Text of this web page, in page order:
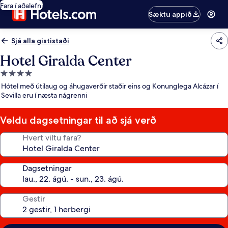
Fara í aðalefni
Sæktu appið
Sjá alla gististaði
Hotel Giralda Center
4.0
stjörnu
gististaður
Hótel með útilaug og áhugaverðir staðir eins og Konunglega Alcázar í
Sevilla eru í næsta nágrenni
Veldu dagsetningar til að sjá verð
Hvert viltu fara?
Dagsetningar
Gestir